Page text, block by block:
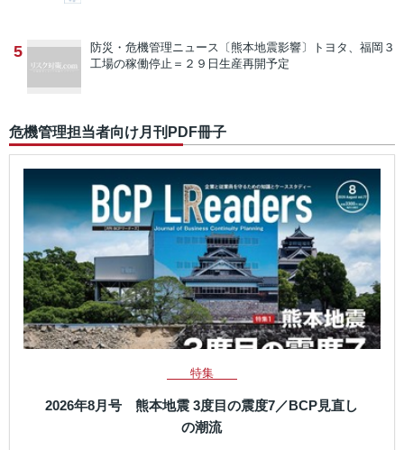
5 防災・危機管理ニュース 〔熊本地震影響〕トヨタ、福岡３
工場の稼働停止＝２９日生産再開予定
危機管理担当者向け月刊PDF冊子
特集
2026年8月号 熊本地震 3度目の震度7／BCP見直し
の潮流